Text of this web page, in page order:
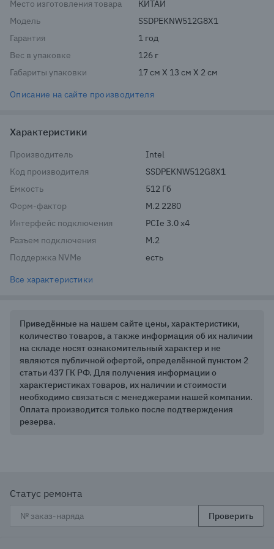
Место изготовления товара
КИТАЙ
Модель
SSDPEKNW512G8X1
Гарантия
1 год
Вес в упаковке
126 г
Габариты упаковки
17 см X 13 см X 2 см
Описание на сайте производителя
Характеристики
Производитель
Intel
Код производителя
SSDPEKNW512G8X1
Емкость
512 Гб
Форм-фактор
M.2 2280
Интерфейс подключения
PCIe 3.0 x4
Разъем подключения
M.2
Поддержка NVMe
есть
Все характеристики
Приведённые на нашем сайте цены, характеристики,
количество товаров, а также информация об их наличии
на складе носят ознакомительный характер и не
являются публичной офертой, определённой пунктом 2
статьи 437 ГК РФ. Для получения информации о
характеристиках товаров, их наличии и стоимости
необходимо связаться с менеджерами нашей компании.
Оплата производится только после подтверждения
резерва.
Статус ремонта
Проверить